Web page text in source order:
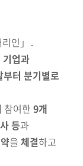
인」․
기업과
터 분기별로
참여한 9개
등과
을 체결하고